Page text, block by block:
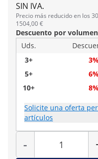
SIN IVA.
Precio más reducido en los
1504,00 €
Descuento por volumen
Uds.
3+
5+
10+
Solicite una oferta
artículos
-
Cantidad